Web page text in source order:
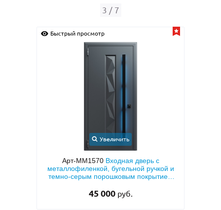
4 / 7
Быстрый просмотр
Увеличить
Арт-ММ49Белая входная дверь с МДФ с
двух сторон и шумоизоляцией